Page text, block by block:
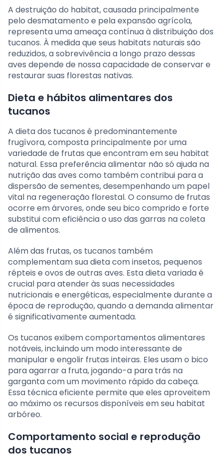
A destruição do habitat, causada principalmente
pelo desmatamento e pela expansão agrícola,
representa uma ameaça contínua à distribuição dos
tucanos. À medida que seus habitats naturais são
reduzidos, a sobrevivência a longo prazo dessas
aves depende de nossa capacidade de conservar e
restaurar suas florestas nativas.
Dieta e hábitos alimentares dos
tucanos
A dieta dos tucanos é predominantemente
frugívora, composta principalmente por uma
variedade de frutas que encontram em seu habitat
natural. Essa preferência alimentar não só ajuda na
nutrição das aves como também contribui para a
dispersão de sementes, desempenhando um papel
vital na regeneração florestal. O consumo de frutas
ocorre em árvores, onde seu bico comprido e forte
substitui com eficiência o uso das garras na coleta
de alimentos.
Além das frutas, os tucanos também
complementam sua dieta com insetos, pequenos
répteis e ovos de outras aves. Esta dieta variada é
crucial para atender às suas necessidades
nutricionais e energéticas, especialmente durante a
época de reprodução, quando a demanda alimentar
é significativamente aumentada.
Os tucanos exibem comportamentos alimentares
notáveis, incluindo um modo interessante de
manipular e engolir frutas inteiras. Eles usam o bico
para agarrar a fruta, jogando-a para trás na
garganta com um movimento rápido da cabeça.
Essa técnica eficiente permite que eles aproveitem
ao máximo os recursos disponíveis em seu habitat
arbóreo.
Comportamento social e reprodução
dos tucanos